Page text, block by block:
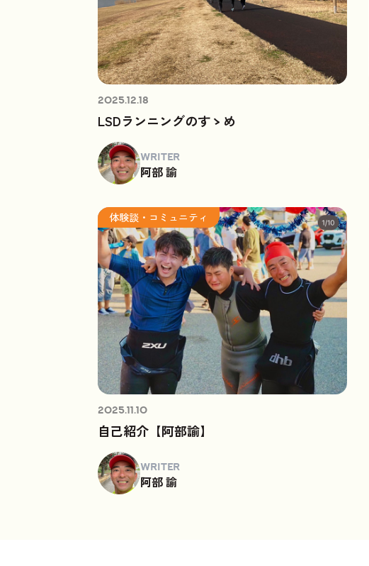
2025.12.18
LSDランニングのすゝめ
WRITER
阿部 諭
体験談・コミュニティ
2025.11.10
自己紹介【阿部諭】
WRITER
阿部 諭